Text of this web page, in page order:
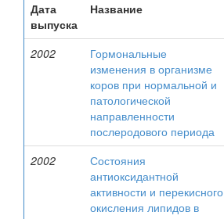
Дата
выпуска
Название
2002
Гормональные
изменения в организме
коров при нормальной и
патологической
направленности
послеродового периода
2002
Состояния
антиоксидантной
активности и перекисного
окисления липидов в